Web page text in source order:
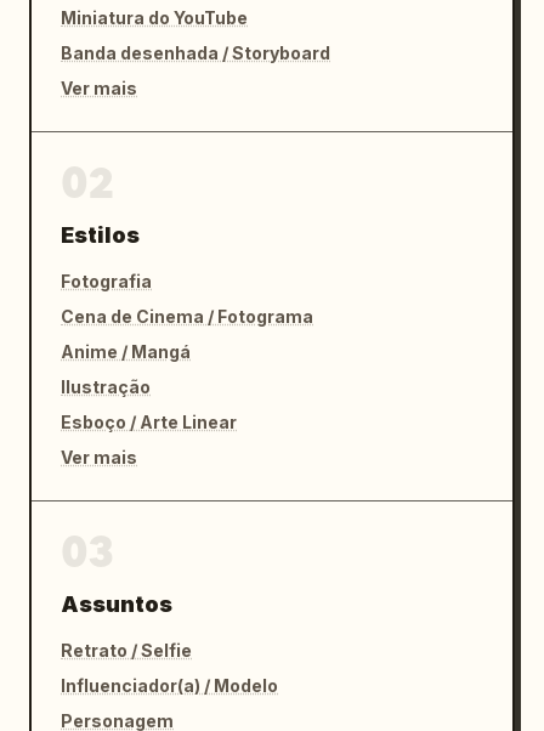
Miniatura do YouTube
Banda desenhada / Storyboard
Ver mais
Estilos
Fotografia
Cena de Cinema / Fotograma
Anime / Mangá
Ilustração
Esboço / Arte Linear
Ver mais
Assuntos
Retrato / Selfie
Influenciador(a) / Modelo
Personagem